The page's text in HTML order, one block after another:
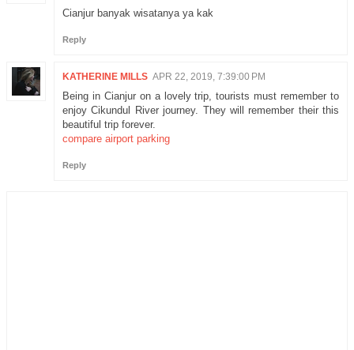
Cianjur banyak wisatanya ya kak
Reply
KATHERINE MILLS APR 22, 2019, 7:39:00 PM
Being in Cianjur on a lovely trip, tourists must remember to
enjoy Cikundul River journey. They will remember their this
beautiful trip forever.
compare airport parking
Reply